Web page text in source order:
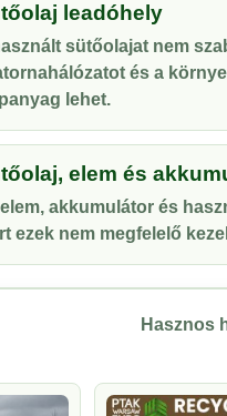
leadóhely
sütőolajat nem
és a
lehet.
elem és
akkumulátor és
ezek nem megfelelő
Hasznos